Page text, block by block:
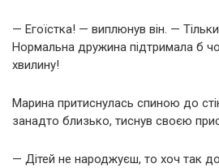
— Егоїстка! — виплюнув він. —
Нормальна дружина підтримала б
хвилину!
Марина притиснулась спиною до
занадто близько, тиснув своєю
— Дітей не народжуєш, то хоч так